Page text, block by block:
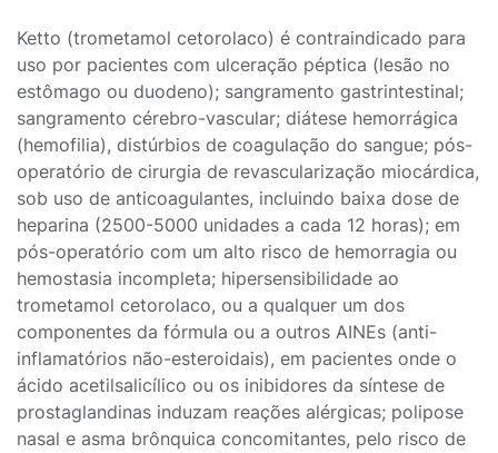
Ketto (trometamol cetorolaco) é contraindicado para
uso por pacientes com ulceração péptica (lesão no
estômago ou duodeno); sangramento gastrintestinal;
sangramento cérebro-vascular; diátese hemorrágica
(hemofilia), distúrbios de coagulação do sangue; pós-
operatório de cirurgia de revascularização miocárdica,
sob uso de anticoagulantes, incluindo baixa dose de
heparina (2500-5000 unidades a cada 12 horas); em
pós-operatório com um alto risco de hemorragia ou
hemostasia incompleta; hipersensibilidade ao
trometamol cetorolaco, ou a qualquer um dos
componentes da fórmula ou a outros AINEs (anti-
inflamatórios não-esteroidais), em pacientes onde o
ácido acetilsalicílico ou os inibidores da síntese de
prostaglandinas induzam reações alérgicas; polipose
nasal e asma brônquica concomitantes, pelo risco de